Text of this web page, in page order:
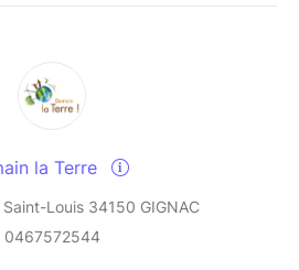
la Terre
Louis 34150 GIGNAC
0467572544